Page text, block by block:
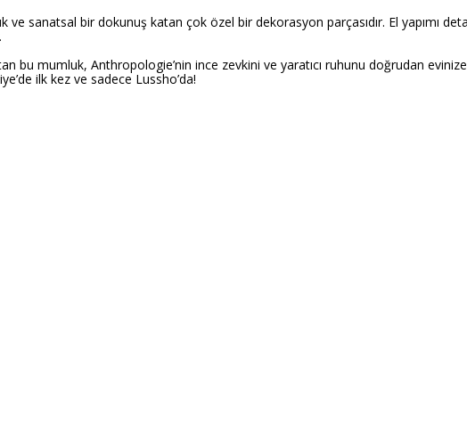
sanatsal bir dokunuş katan çok özel bir dekorasyon parçasıdır. El yapımı
bu mumluk, Anthropologie’nin ince zevkini ve yaratıcı ruhunu doğrudan evinize
ilk kez ve sadece Lussho’da!